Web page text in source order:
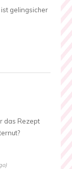
gelingsicher
das Rezept